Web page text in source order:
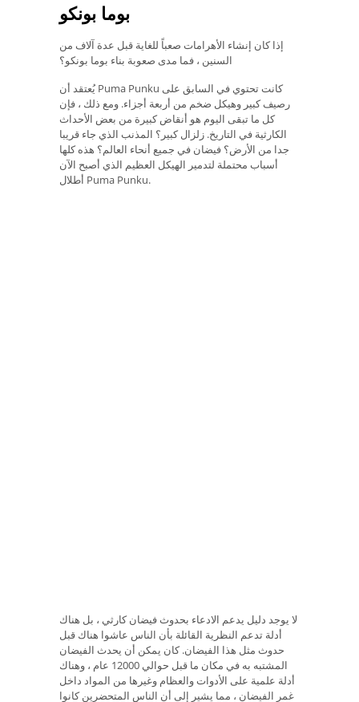
بوما بونكو
إذا كان إنشاء الأهرامات صعباً للغاية قبل عدة آلاف من
السنين ، فما مدى صعوبة بناء بوما بونكو؟
يُعتقد أن Puma Punku كانت تحتوي في السابق على
رصيف كبير وهيكل ضخم من أربعة أجزاء. ومع ذلك ، فإن
كل ما تبقى اليوم هو أنقاض كبيرة من بعض الأحداث
الكارثية في التاريخ. زلزال كبير؟ المذنب الذي جاء قريبا
جدا من الأرض؟ فيضان في جميع أنحاء العالم؟ هذه كلها
أسباب محتملة لتدمير الهيكل العظيم الذي أصبح الآن
أطلال Puma Punku.
لا يوجد دليل يدعم الادعاء بحدوث فيضان كارثي ، بل هناك
أدلة تدعم النظرية القائلة بأن الناس عاشوا هناك قبل
حدوث مثل هذا الفيضان. كان يمكن أن يحدث الفيضان
المشتبه به في مكان ما قبل حوالي 12000 عام ، وهناك
أدلة علمية على الأدوات والعظام وغيرها من المواد داخل
غمر الفيضان ، مما يشير إلى أن الناس المتحضرين كانوا